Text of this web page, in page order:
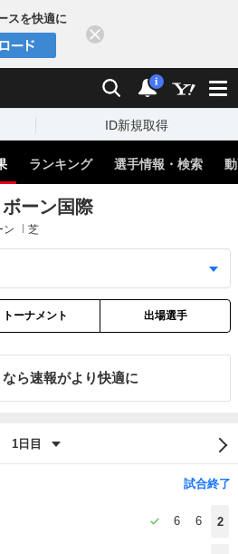
スを快適に
検索 通知
i
ID新規取得
ランキング 選手情報・検索
ーン国際
ン 芝
トーナメント 出場選手
なら速報がより快適に
試合終了
6 6 2